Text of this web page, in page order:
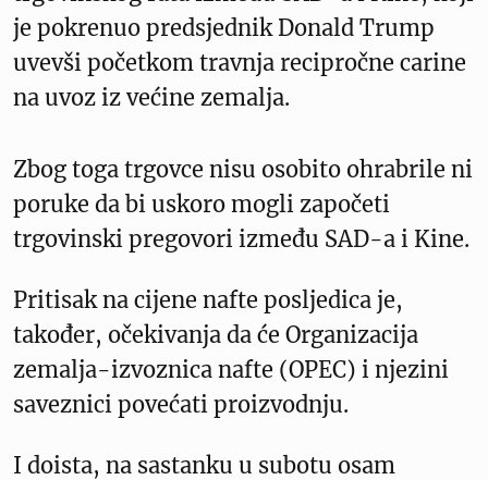
je pokrenuo predsjednik Donald Trump
uvevši početkom travnja recipročne carine
na uvoz iz većine zemalja.
Zbog toga trgovce nisu osobito ohrabrile ni
poruke da bi uskoro mogli započeti
trgovinski pregovori između SAD-a i Kine.
Pritisak na cijene nafte posljedica je,
također, očekivanja da će Organizacija
zemalja-izvoznica nafte (OPEC) i njezini
saveznici povećati proizvodnju.
I doista, na sastanku u subotu osam